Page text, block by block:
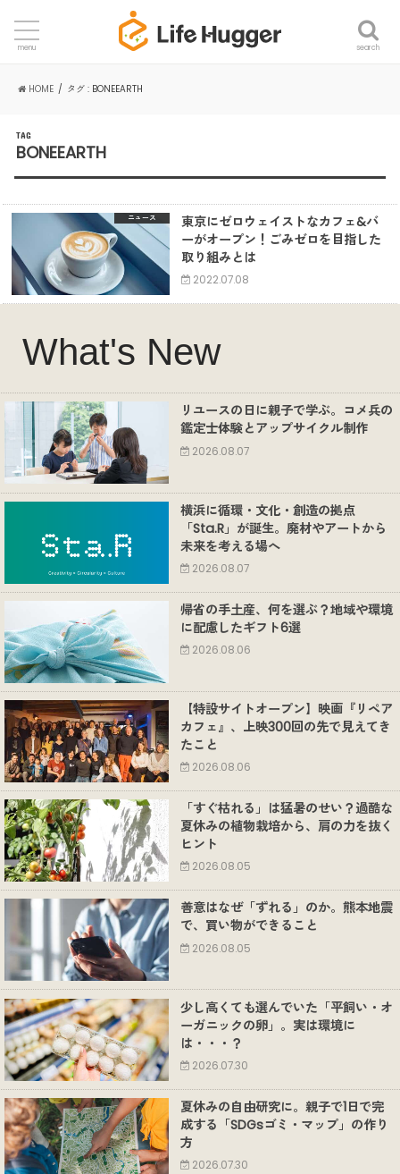
search
menu
HOME タグ : BONEEARTH
TAG
BONEEARTH
ニュース
東京にゼロウェイストなカフェ&バ
ーがオープン！ごみゼロを目指した
取り組みとは
2022.07.08
What's New
リユースの日に親子で学ぶ。コメ兵の
鑑定士体験とアップサイクル制作
2026.08.07
横浜に循環・文化・創造の拠点
「Sta.R」が誕生。廃材やアートから
未来を考える場へ
2026.08.07
帰省の手土産、何を選ぶ？地域や環境
に配慮したギフト6選
2026.08.06
【特設サイトオープン】映画『リペア
カフェ』、上映300回の先で見えてき
たこと
2026.08.06
「すぐ枯れる」は猛暑のせい？過酷な
夏休みの植物栽培から、肩の力を抜く
ヒント
2026.08.05
善意はなぜ「ずれる」のか。熊本地震
で、買い物ができること
2026.08.05
少し高くても選んでいた「平飼い・オ
ーガニックの卵」。実は環境に
は・・・？
2026.07.30
夏休みの自由研究に。親子で1日で完
成する「SDGsゴミ・マップ」の作り
方
2026.07.30